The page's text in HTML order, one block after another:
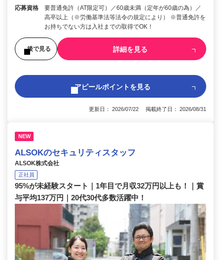
応募資格
要普通免許（AT限定可）／60歳未満（定年が60歳の為）／
高卒以上（※労働基準法等法令の規定により） ※普通免許を
お持ちでない方は入社までの取得でOK！
後で見る 詳細を見る
アピールポイントを見る
更新日： 2026/07/22 掲載終了日： 2026/08/31
NEW
ALSOKのセキュリティスタッフ
ALSOK株式会社
正社員
95%が未経験スタート｜1年目で月収32万円以上も！｜賞
与平均137万円｜20代30代多数活躍中！